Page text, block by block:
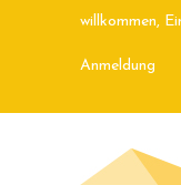
willkommen,
Anmeldung